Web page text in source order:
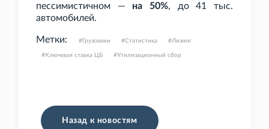
пессимистичном — на 50%, до 41
тыс.
автомобилей.
Метки: Грузовики Статистика Лизинг
Ключевая ставка ЦБ Утилизационный сбор
Назад к новостям